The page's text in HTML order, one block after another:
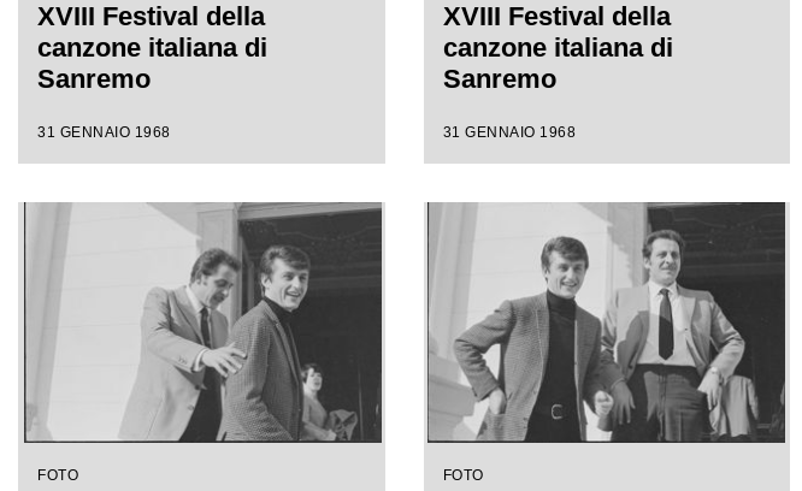
XVIII Festival della
canzone italiana di
Sanremo
31 GENNAIO 1968
XVIII Festival della
canzone italiana di
Sanremo
31 GENNAIO 1968
FOTO FOTO